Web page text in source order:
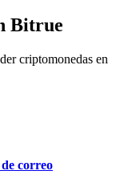
Bitrue
criptomonedas en
correo